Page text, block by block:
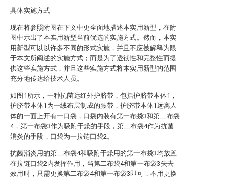
具体实施方式
现在将参照附图在下文中更全面地描述本实用新型，在附
图中示出了本实用新型当前优选的实施方式。然而，本实
用新型可以以许多不同的形式实施，并且不应被解释为限
于本文所阐述的实施方式；而是为了透彻性和完整性而提
供这些实施方式，并且这些实施方式将本实用新型的范围
充分地传达给技术人员。
如图1所示，一种抗菌远红外护脐带，包括护脐带本体1，
护脐带本体1为一绒布层制成的腰带，护脐带本体1远离人
体的一面上开有一口袋，口袋内装有第一布袋3和第二布袋
4，第一布袋3作为吸附干燥的手段，第二布袋4作为抗菌
消炎的手段，口袋为一拉链口袋2。
抗菌消炎用的第二布袋4和吸附干燥用的第一布袋3均放置
在拉链口袋2内发挥作用，当第二布袋4和第一布袋3失去
效用时，只需更换第二布袋4和第一布袋3即可，不用更换